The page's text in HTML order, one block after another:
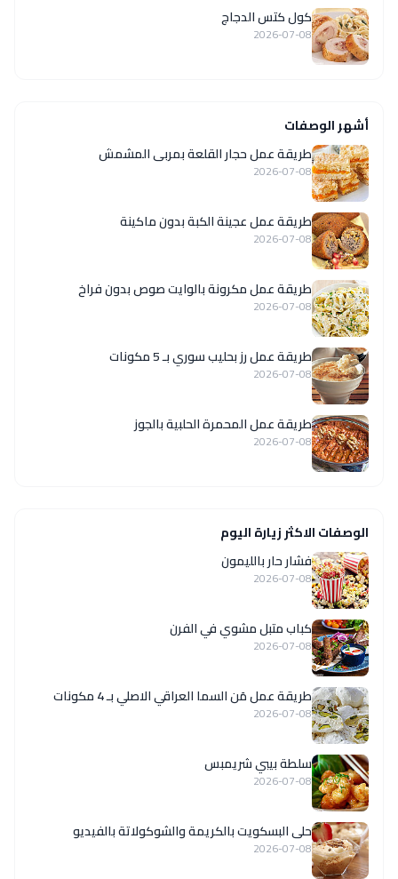
كول كتس الدجاج
2026-07-08
أشهر الوصفات
طريقة عمل حجار القلعة بمربى المشمش
2026-07-08
طريقة عمل عجينة الكبة بدون ماكينة
2026-07-08
طريقة عمل مكرونة بالوايت صوص بدون فراخ
2026-07-08
طريقة عمل رز بحليب سوري بـ 5 مكونات
2026-07-08
طريقة عمل المحمرة الحلبية بالجوز
2026-07-08
الوصفات الاكثر زيارة اليوم
فشار حار بالليمون
2026-07-08
كباب متبل مشوي في الفرن
2026-07-08
طريقة عمل مَن السما العراقي الاصلي بـ 4 مكونات
2026-07-08
سلطة بيبي شريمبس
2026-07-08
حلى البسكويت بالكريمة والشوكولاتة بالفيديو
2026-07-08